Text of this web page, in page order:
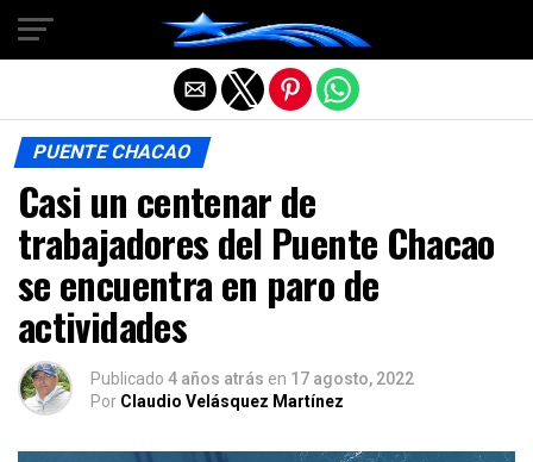
PUENTE CHACAO
Casi un centenar de
trabajadores del Puente Chacao
se encuentra en paro de
actividades
Publicado 4 años atrás en 17 agosto, 2022
Por Claudio Velásquez Martínez
Salir de la versión móvil